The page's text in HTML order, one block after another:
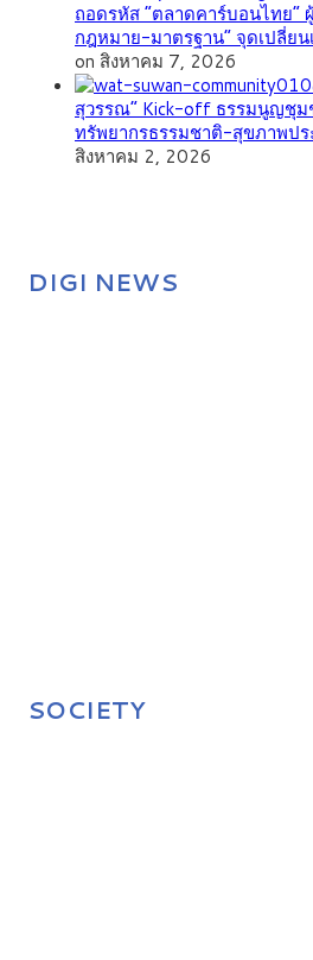
ถอดรหัส “ตลาดคาร์บอนไทย”
กฎหมาย-มาตรฐาน” จุดเปลี่ยน
on สิงหาคม 7, 2026
สุวรรณ” Kick-off ธรรมนูญชุม
ทรัพยากรธรรมชาติ-สุขภาพป
สิงหาคม 2, 2026
DIGI NEWS
SOCIETY